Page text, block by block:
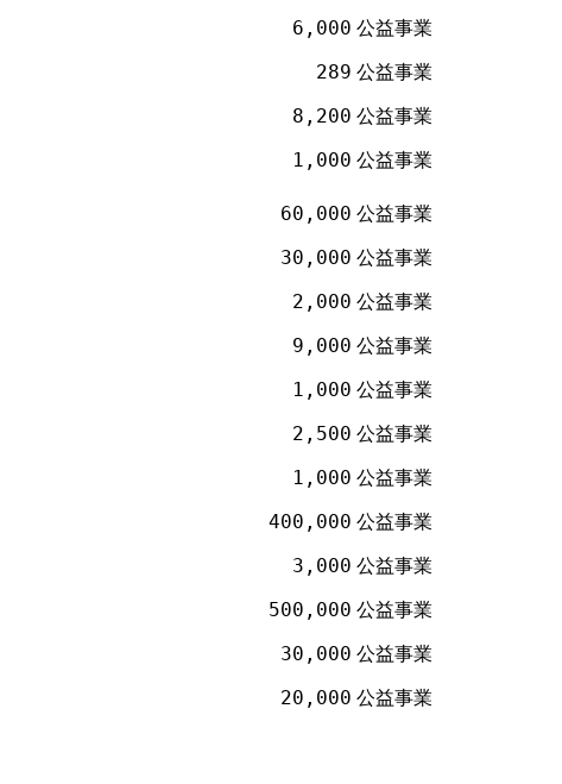
6,000 公益事業
289 公益事業
8,200 公益事業
1,000 公益事業
60,000 公益事業
30,000 公益事業
2,000 公益事業
9,000 公益事業
1,000 公益事業
2,500 公益事業
1,000 公益事業
400,000 公益事業
3,000 公益事業
500,000 公益事業
30,000 公益事業
20,000 公益事業